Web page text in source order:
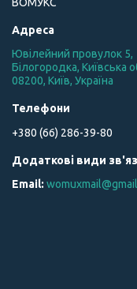
Ювілейний провулок 5,
Білогородка, Київська
08200, Київ, Україна
+380 (66) 286-39-80